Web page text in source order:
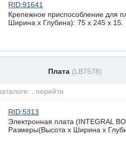
RID:91641
Крепежное приспособление для
Ширина х Глубина): 75 x 245 х 15.
Плата (LB7578)
, перейти
RID:5313
Электронная плата (INTEGRAL
Размеры(Высота х Ширина х